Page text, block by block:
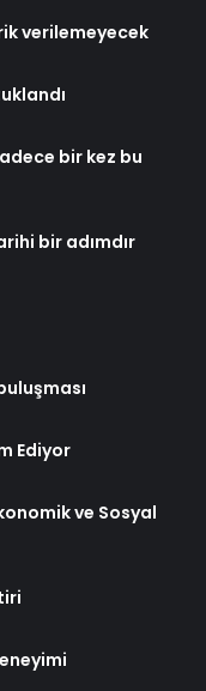
verilemeyecek
bir kez bu
bir adımdır
Ediyor
ve Sosyal